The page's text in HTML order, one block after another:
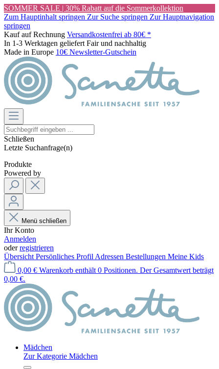
SOMMER SALE | 30% Rabatt auf die Sommerkollektion
Zum Hauptinhalt springen Zur Suche springen Zur Hauptnavigation
springen
Kauf auf Rechnung Versandkostenfrei ab 80€ *
In 1-3 Werktagen geliefert Fair und nachhaltig
Made in Europe 10€ Newsletter-Gutschein
Schließen
Letzte Suchanfrage(n)
Produkte
Powered by
Menü schließen
Ihr Konto
Anmelden
oderregistrieren
Übersicht Persönliches Profil Adressen Bestellungen Meine Kids
0,00 € Warenkorb enthält 0 Positionen. Der Gesamtwert beträgt
0,00 €.
Mädchen
Zur Kategorie Mädchen